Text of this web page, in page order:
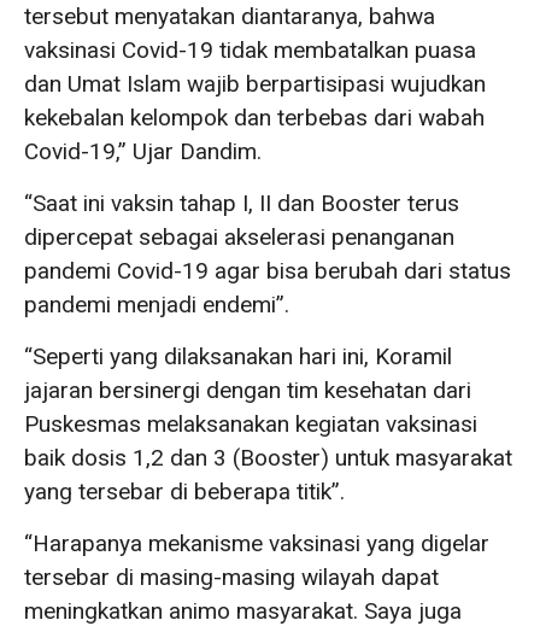
tersebut menyatakan diantaranya, bahwa
vaksinasi Covid-19 tidak membatalkan puasa
dan Umat Islam wajib berpartisipasi wujudkan
kekebalan kelompok dan terbebas dari wabah
Covid-19,” Ujar Dandim.
“Saat ini vaksin tahap I, II dan Booster terus
dipercepat sebagai akselerasi penanganan
pandemi Covid-19 agar bisa berubah dari status
pandemi menjadi endemi”.
“Seperti yang dilaksanakan hari ini, Koramil
jajaran bersinergi dengan tim kesehatan dari
Puskesmas melaksanakan kegiatan vaksinasi
baik dosis 1,2 dan 3 (Booster) untuk masyarakat
yang tersebar di beberapa titik”.
“Harapanya mekanisme vaksinasi yang digelar
tersebar di masing-masing wilayah dapat
meningkatkan animo masyarakat. Saya juga